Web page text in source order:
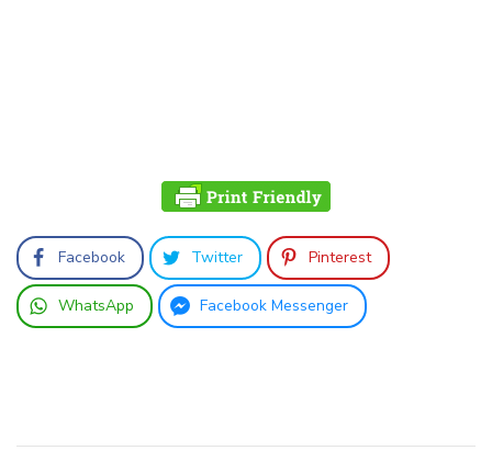
Facebook Twitter Pinterest
WhatsApp Facebook Messenger